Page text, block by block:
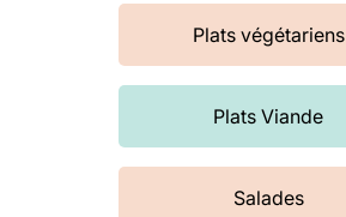
Plats végétariens
Plats Viande
Salades